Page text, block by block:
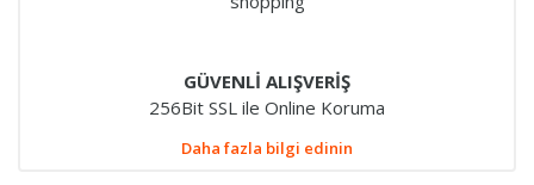
GÜVENLİ ALIŞVERİŞ
256Bit SSL ile Online Koruma
Daha fazla bilgi edinin